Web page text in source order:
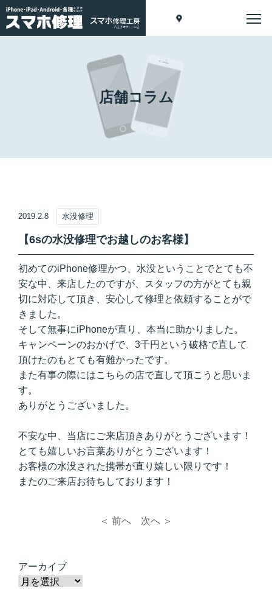
店舗コラム
2019.2.8 水没修理
【6sの水没修理でお越しのお客様】
初めてのiPhone修理かつ、水没ということでとても不
安な中、来店したのですが、スタッフの方がとても親
切に対応して頂き、安心して修理と依頼することがで
きました。
そして無事にiPhoneが直り、本当に助かりました。
キャンペーンのおかげで、3千円という破格で直して
頂けたのもとても有難かったです。
また有事の際にはこちらの店で直して頂こうと思いま
す。
ありがとうございました。
不安な中、当店にご来店頂きありがとうございます！
とても嬉しいお言葉ありがとうございます！
お客様の水没された携帯が直り嬉しい限りです！
またのご来店お待ちしております！
＜ 前へ 次へ ＞
アーカイブ